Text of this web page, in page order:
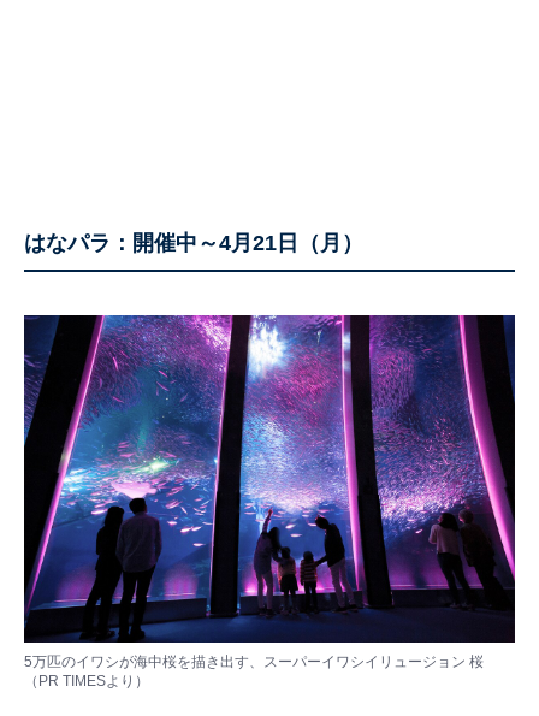
はなパラ：開催中～4月21日（月）
5万匹のイワシが海中桜を描き出す、スーパーイワシイリュージョン 桜
（PR TIMESより）